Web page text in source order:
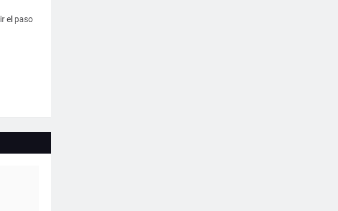
el paso